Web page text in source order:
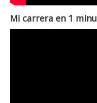
Mi carrera en 1